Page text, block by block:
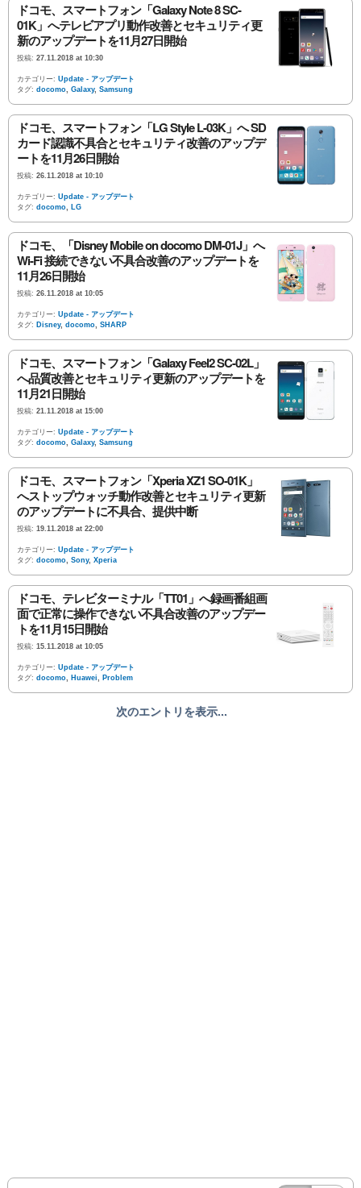
ドコモ、スマートフォン「Galaxy Note 8 SC-
01K」へテレビアプリ動作改善とセキュリティ更
新のアップデートを11月27日開始
投稿: 27.11.2018 at 10:30
カテゴリー: Update - アップデート
タグ: docomo, Galaxy, Samsung
ドコモ、スマートフォン「LG Style L-03K」へ SD
カード認識不具合とセキュリティ改善のアップデ
ートを11月26日開始
投稿: 26.11.2018 at 10:10
カテゴリー: Update - アップデート
タグ: docomo, LG
ドコモ、「Disney Mobile on docomo DM-01J」へ
Wi-Fi 接続できない不具合改善のアップデートを
11月26日開始
投稿: 26.11.2018 at 10:05
カテゴリー: Update - アップデート
タグ: Disney, docomo, SHARP
ドコモ、スマートフォン「Galaxy Feel2 SC-02L」
へ品質改善とセキュリティ更新のアップデートを
11月21日開始
投稿: 21.11.2018 at 15:00
カテゴリー: Update - アップデート
タグ: docomo, Galaxy, Samsung
ドコモ、スマートフォン「Xperia XZ1 SO-01K」
へストップウォッチ動作改善とセキュリティ更新
のアップデートに不具合、提供中断
投稿: 19.11.2018 at 22:00
カテゴリー: Update - アップデート
タグ: docomo, Sony, Xperia
ドコモ、テレビターミナル「TT01」へ録画番組画
面で正常に操作できない不具合改善のアップデー
トを11月15日開始
投稿: 15.11.2018 at 10:05
カテゴリー: Update - アップデート
タグ: docomo, Huawei, Problem
次のエントリを表示...